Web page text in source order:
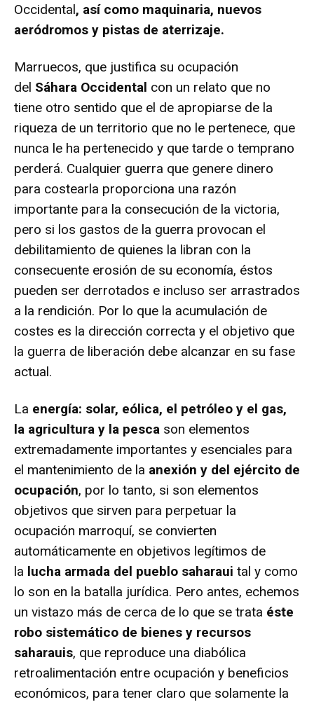
Occidental, así como maquinaria, nuevos
aeródromos y pistas de aterrizaje.
Marruecos, que justifica su ocupación
del Sáhara Occidental con un relato que no
tiene otro sentido que el de apropiarse de la
riqueza de un territorio que no le pertenece, que
nunca le ha pertenecido y que tarde o temprano
perderá. Cualquier guerra que genere dinero
para costearla proporciona una razón
importante para la consecución de la victoria,
pero si los gastos de la guerra provocan el
debilitamiento de quienes la libran con la
consecuente erosión de su economía, éstos
pueden ser derrotados e incluso ser arrastrados
a la rendición. Por lo que la acumulación de
costes es la dirección correcta y el objetivo que
la guerra de liberación debe alcanzar en su fase
actual.
La energía: solar, eólica, el petróleo y el gas,
la agricultura y la pesca son elementos
extremadamente importantes y esenciales para
el mantenimiento de la anexión y del ejército de
ocupación, por lo tanto, si son elementos
objetivos que sirven para perpetuar la
ocupación marroquí, se convierten
automáticamente en objetivos legítimos de
la lucha armada del pueblo saharaui tal y como
lo son en la batalla jurídica. Pero antes, echemos
un vistazo más de cerca de lo que se trata éste
robo sistemático de bienes y recursos
saharauis, que reproduce una diabólica
retroalimentación entre ocupación y beneficios
económicos, para tener claro que solamente la